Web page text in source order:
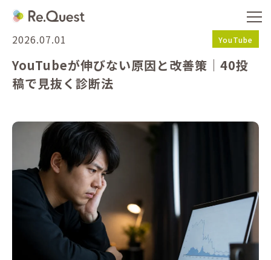
2026.07.01 YouTube
YouTubeが伸びない原因と改善策｜40投
稿で見抜く診断法